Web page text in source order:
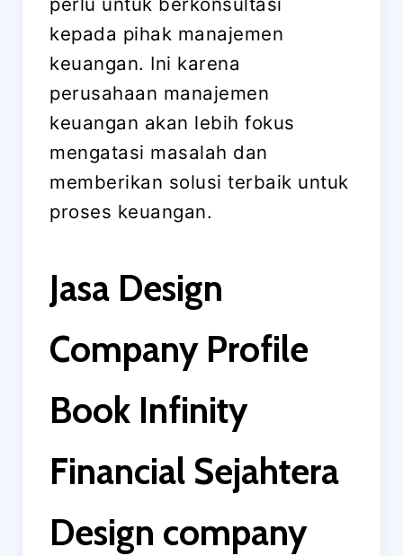
kepada pihak manajemen
keuangan. Ini karena
perusahaan manajemen
keuangan akan lebih fokus
mengatasi masalah dan
memberikan solusi terbaik untuk
proses keuangan.
Jasa Design
Company Profile
Book Infinity
Financial Sejahtera
Design company